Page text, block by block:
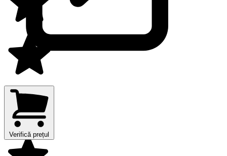
Verifică prețul